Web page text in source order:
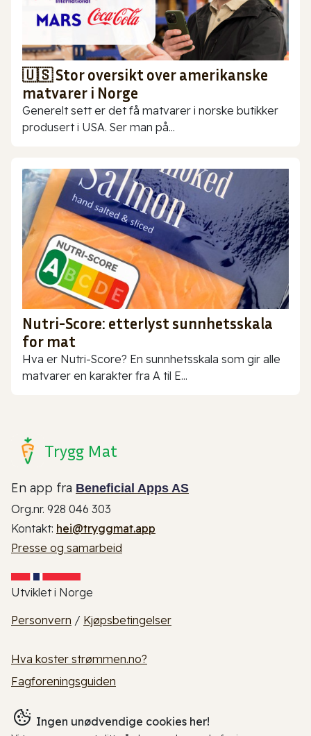
🇺🇸 Stor oversikt over amerikanske
matvarer i Norge
Generelt sett er det få matvarer i norske butikker
produsert i USA. Ser man på...
Nutri-Score: etterlyst sunnhetsskala
for mat
Hva er Nutri-Score? En sunnhetsskala som gir alle
matvarer en karakter fra A til E...
Trygg Mat
En app fra Beneficial Apps AS
Org.nr. 928 046 303
Kontakt: hei@tryggmat.app
Presse og samarbeid
Utviklet i Norge
Personvern / Kjøpsbetingelser
Hva koster strømmen.no?
Fagforeningsguiden
Ingen unødvendige cookies her!